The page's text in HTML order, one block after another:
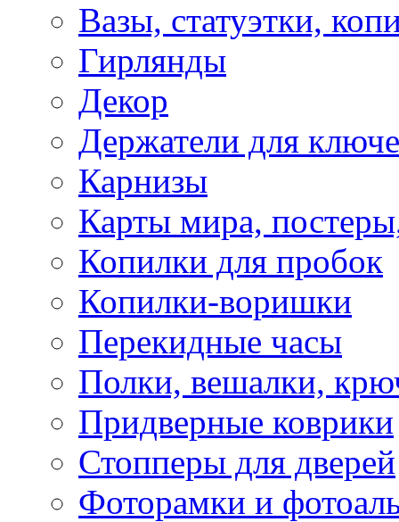
Вазы, статуэтки,
Гирлянды
Декор
Держатели для
Карнизы
Карты мира,
Копилки для пробок
Копилки-воришки
Перекидные часы
Полки, вешалки,
Придверные коврики
Стопперы для дверей
Фоторамки и